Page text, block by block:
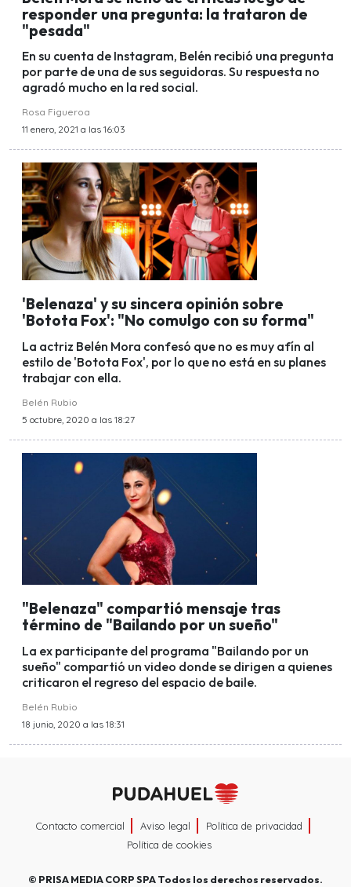
responder una pregunta: la trataron de
"pesada"
En su cuenta de Instagram, Belén recibió una pregunta
por parte de una de sus seguidoras. Su respuesta no
agradó mucho en la red social.
Rosa Figueroa
11 enero, 2021 a las 16:03
'Belenaza' y su sincera opinión sobre
'Botota Fox': "No comulgo con su forma"
La actriz Belén Mora confesó que no es muy afín al
estilo de 'Botota Fox', por lo que no está en su planes
trabajar con ella.
Belén Rubio
5 octubre, 2020 a las 18:27
"Belenaza" compartió mensaje tras
término de "Bailando por un sueño"
La ex participante del programa "Bailando por un
sueño" compartió un video donde se dirigen a quienes
criticaron el regreso del espacio de baile.
Belén Rubio
18 junio, 2020 a las 18:31
Contacto comercial Aviso legal
Política de privacidad
Política de cookies
© PRISA MEDIA CORP SPATodos los derechos reservados.